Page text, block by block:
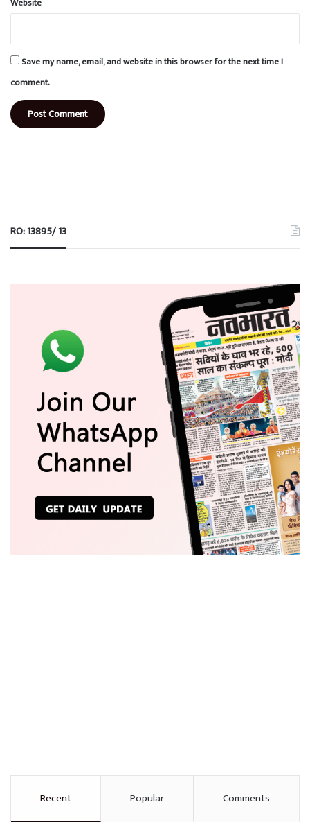
Save my name, email, and website in this browser for the next time I
comment.
RO: 13895/ 13
Recent Popular Comments